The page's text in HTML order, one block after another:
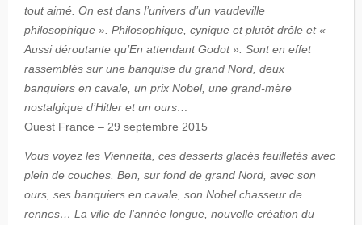
tout aimé. On est dans l’univers d’un vaudeville
philosophique ». Philosophique, cynique et plutôt drôle et «
Aussi déroutante qu’En attendant Godot ». Sont en effet
rassemblés sur une banquise du grand Nord, deux
banquiers en cavale, un prix Nobel, une grand-mère
nostalgique d’Hitler et un ours…
Ouest France – 29 septembre 2015
Vous voyez les Viennetta, ces desserts glacés feuilletés avec
plein de couches. Ben, sur fond de grand Nord, avec son
ours, ses banquiers en cavale, son Nobel chasseur de
rennes… La ville de l’année longue, nouvelle création du